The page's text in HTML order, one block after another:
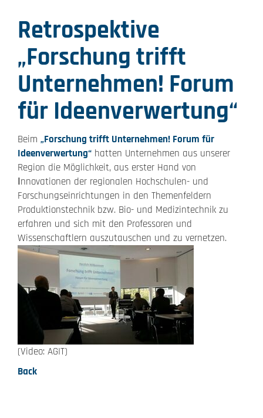
Retrospektive
„Forschung trifft
Unternehmen! Forum
für Ideenverwertung“
Beim „Forschung trifft Unternehmen! Forum für
Ideenverwertung“ hatten Unternehmen aus unserer
Region die Möglichkeit, aus erster Hand von
Innovationen der regionalen Hochschulen- und
Forschungseinrichtungen in den Themenfeldern
Produktionstechnik bzw. Bio- und Medizintechnik zu
erfahren und sich mit den Professoren und
Wissenschaftlern auszutauschen und zu vernetzen.
(Video: AGIT)
Back